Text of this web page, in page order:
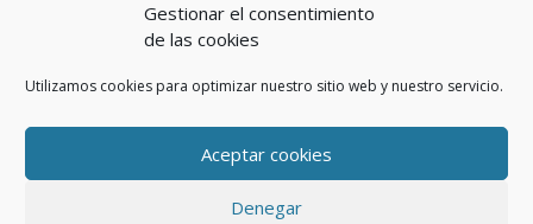
Gestionar el consentimiento
de las cookies
Utilizamos cookies para optimizar nuestro sitio web y nuestro servicio.
Aceptar cookies
Denegar
principios de 2020
POLÍTICA DE PRIVACIDAD
Política de cookies (UE)